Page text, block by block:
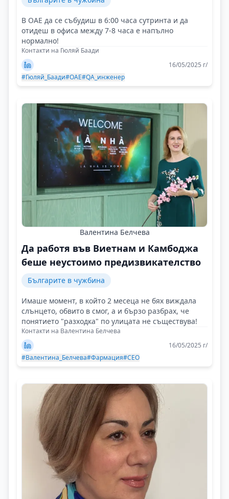
В ОАЕ да се събудиш в 6:00 часа сутринта и да
отидеш в офиса между 7-8 часа е напълно
нормално!
Контакти на Гюляй Баади
16/05/2025 г/
#Гюляй_Баади#OAE#QA_инженер
Валентина Белчева
Да работя във Виетнам и Камбоджа
беше неустоимо предизвикателство
Българите в чужбина
Имаше момент, в който 2 месеца не бях виждала
слънцето, обвито в смог, а и бързо разбрах, че
понятието "разходка" по улицата не съществува!
Контакти на Валентина Белчева
16/05/2025 г/
#Валентина_Белчева#Фармация#CEO